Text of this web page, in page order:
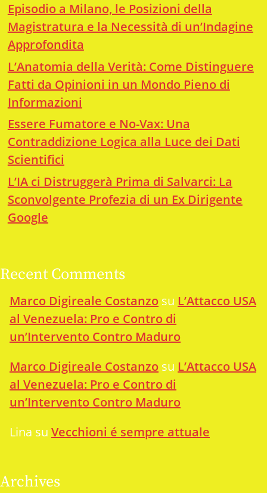
Episodio a Milano, le Posizioni della
Magistratura e la Necessità di un’Indagine
Approfondita
L’Anatomia della Verità: Come Distinguere
Fatti da Opinioni in un Mondo Pieno di
Informazioni
Essere Fumatore e No-Vax: Una
Contraddizione Logica alla Luce dei Dati
Scientifici
L’IA ci Distruggerà Prima di Salvarci: La
Sconvolgente Profezia di un Ex Dirigente
Google
Recent Comments
Marco Digireale Costanzo su L’Attacco USA
al Venezuela: Pro e Contro di
un’Intervento Contro Maduro
Marco Digireale Costanzo su L’Attacco USA
al Venezuela: Pro e Contro di
un’Intervento Contro Maduro
Lina su Vecchioni é sempre attuale
Archives